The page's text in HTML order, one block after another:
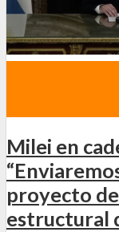
Milei en
proyecto
estructural